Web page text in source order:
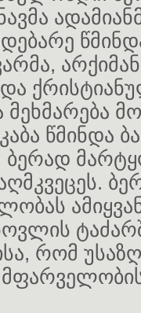
წმინდა
ბერად
რომ